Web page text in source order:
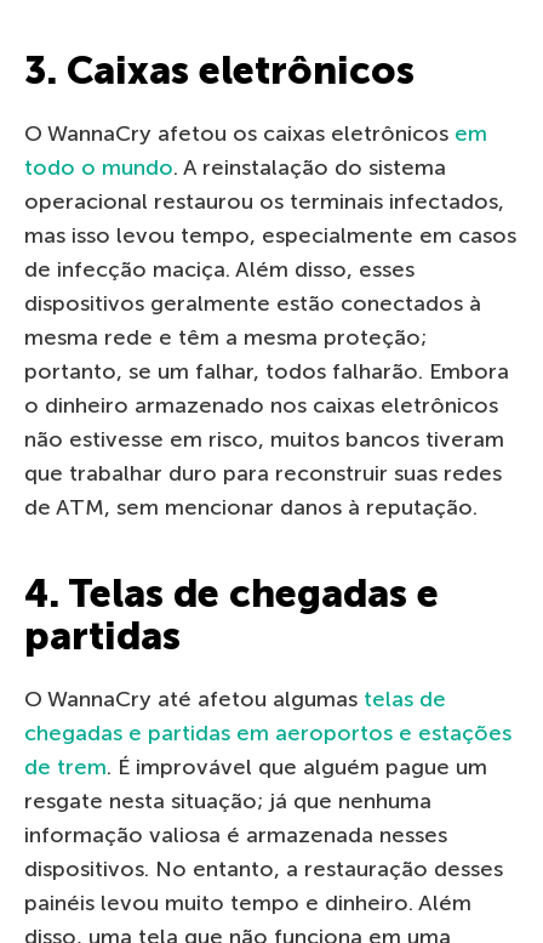
3. Caixas eletrônicos
O WannaCry afetou os caixas eletrônicos em
todo o mundo. A reinstalação do sistema
operacional restaurou os terminais infectados,
mas isso levou tempo, especialmente em casos
de infecção maciça. Além disso, esses
dispositivos geralmente estão conectados à
mesma rede e têm a mesma proteção;
portanto, se um falhar, todos falharão. Embora
o dinheiro armazenado nos caixas eletrônicos
não estivesse em risco, muitos bancos tiveram
que trabalhar duro para reconstruir suas redes
de ATM, sem mencionar danos à reputação.
4. Telas de chegadas e
partidas
O WannaCry até afetou algumas telas de
chegadas e partidas em aeroportos e estações
de trem. É improvável que alguém pague um
resgate nesta situação; já que nenhuma
informação valiosa é armazenada nesses
dispositivos. No entanto, a restauração desses
painéis levou muito tempo e dinheiro. Além
disso, uma tela que não funciona em uma